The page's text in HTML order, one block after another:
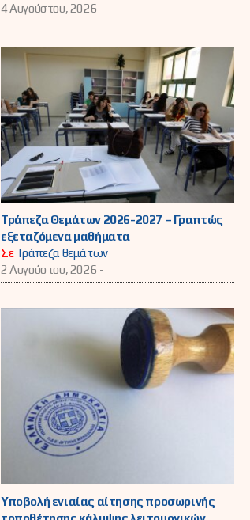
4 Αυγούστου, 2026 -
Τράπεζα Θεμάτων 2026-2027 – Γραπτώς
εξεταζόμενα μαθήματα
ΣεΤράπεζα θεμάτων
2 Αυγούστου, 2026 -
Υποβολή ενιαίας αίτησης προσωρινής